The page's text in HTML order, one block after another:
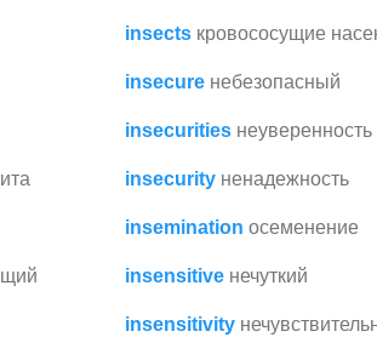
insects кровососущие
insecure небезопасный
insecurities неуверенность
insecurity ненадежность
insemination осеменение
insensitive нечуткий
insensitivity